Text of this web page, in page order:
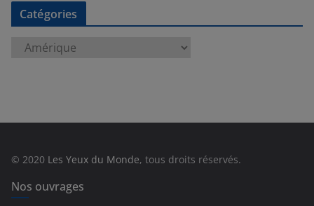
Catégories
e
s
© 2020 Les Yeux du Monde, tous droits réservés.
Nos ouvrages